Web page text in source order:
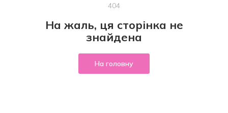
404
На жаль, ця сторінка не
знайдена
На головну